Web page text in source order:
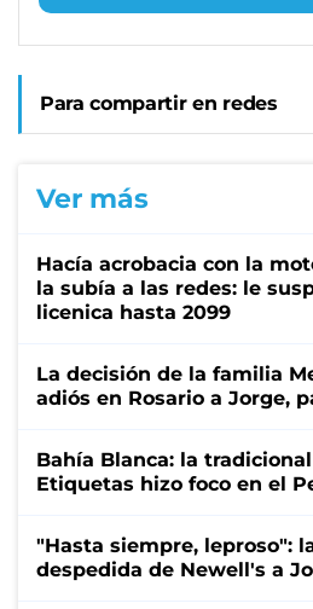
Para compartir en redes
Ver más
Hacía acrobacia con la
la subía a las redes: le
licenica hasta 2099
La decisión de la familia
adiós en Rosario a Jorge,
Bahía Blanca: la
Etiquetas hizo foco en el
"Hasta siempre, leproso":
despedida de Newell's a